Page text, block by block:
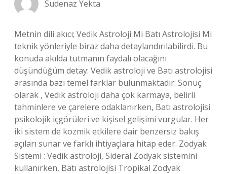
Sudenaz Yekta
Metnin dili akıcı; Vedik Astroloji Mi Batı Astrolojisi Mi
teknik yönleriyle biraz daha detaylandırılabilirdi. Bu
konuda akılda tutmanın faydalı olacağını
düşündüğüm detay: Vedik astroloji ve Batı astrolojisi
arasında bazı temel farklar bulunmaktadır: Sonuç
olarak , Vedik astroloji daha çok karmaya, belirli
tahminlere ve çarelere odaklanırken, Batı astrolojisi
psikolojik içgörüleri ve kişisel gelişimi vurgular. Her
iki sistem de kozmik etkilere dair benzersiz bakış
açıları sunar ve farklı ihtiyaçlara hitap eder. Zodyak
Sistemi : Vedik astroloji, Sideral Zodyak sistemini
kullanırken, Batı astrolojisi Tropikal Zodyak